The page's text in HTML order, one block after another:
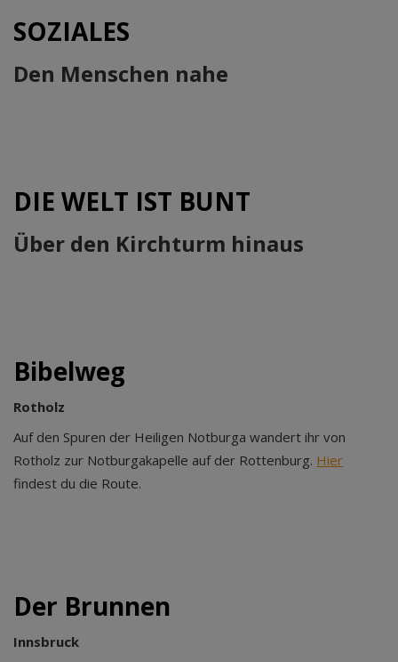
SOZIALES
Den Menschen nahe
DIE WELT IST BUNT
Über den Kirchturm hinaus
Bibelweg
Rotholz
Auf den Spuren der Heiligen Notburga wandert ihr von
Rotholz zur Notburgakapelle auf der Rottenburg. Hier
findest du die Route.
Der Brunnen
Innsbruck